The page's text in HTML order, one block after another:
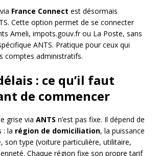
France Connect est désormais
Cette option permet de se connecter
Ameli, impots.gouv.fr ou La Poste, sans
ANTS. Pratique pour ceux qui
comptes administratifs.
: ce qu’il faut
de commencer
grise via ANTS n’est pas fixe. Il dépend de
: la région de domiciliation, la puissance
son type (voiture particulière, utilitaire,
Chaque région fixe son propre tarif